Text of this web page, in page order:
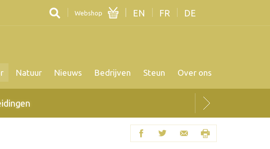
Webshop EN FR DE
Natuur Nieuws Bedrijven Steun Over ons